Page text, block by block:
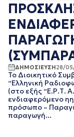
ΔΗΜΟΣΙΕΥΣΗ28/
Το Διοικητικό
“Ελληνική
(στο εξής “Ε.Ρ.Τ.
ενδιαφερόμενο
πρόσωπο –
παραγωγή...